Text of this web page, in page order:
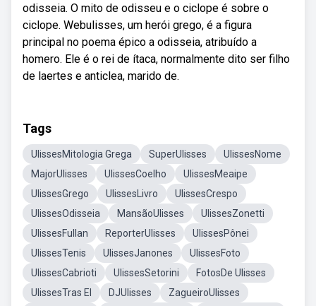
odisseia. O mito de odisseu e o ciclope é sobre o
ciclope. Webulisses, um herói grego, é a figura
principal no poema épico a odisseia, atribuído a
homero. Ele é o rei de ítaca, normalmente dito ser filho
de laertes e anticlea, marido de.
Tags
UlissesMitologia Grega SuperUlisses
UlissesNome
MajorUlisses
UlissesCoelho
UlissesMeaipe
UlissesGrego
UlissesLivro
UlissesCrespo
UlissesOdisseia
MansãoUlisses
UlissesZonetti
UlissesFullan
ReporterUlisses
UlissesPônei
UlissesTenis
UlissesJanones
UlissesFoto
UlissesCabrioti
UlissesSetorini
FotosDe Ulisses
UlissesTras El
DJUlisses
ZagueiroUlisses